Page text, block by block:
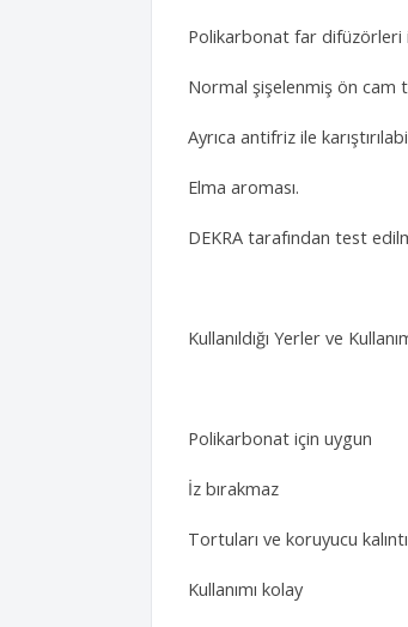
Polikarbonat far difüzörleri
Normal şişelenmiş ön cam
Ayrıca antifriz ile
Elma aroması.
DEKRA tarafından test
Kullanıldığı Yerler ve
Polikarbonat için uygun
İz bırakmaz
Tortuları ve koruyucu
Kullanımı kolay